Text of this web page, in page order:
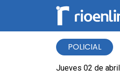
POLICIAL
Jueves 02 de